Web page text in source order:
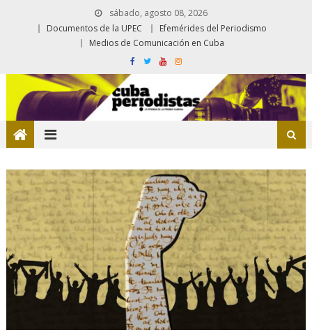
sábado, agosto 08, 2026
Documentos de la UPEC
Efemérides del Periodismo
Medios de Comunicación en Cuba